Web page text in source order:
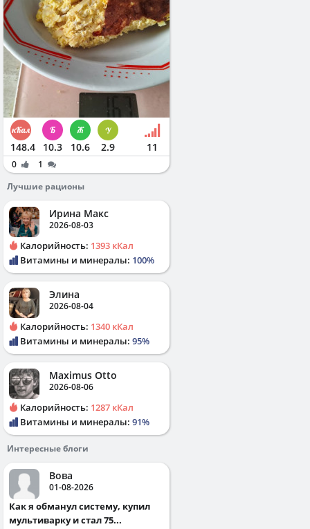
148.4 10.3 10.6 2.9 11
0
1
Лучшие рационы
Ирина Макс
2026-08-03
Калорийность: 1393 кКал
Витамины и минералы: 100%
Элина
2026-08-04
Калорийность: 1340 кКал
Витамины и минералы: 95%
Maximus Otto
2026-08-06
Калорийность: 1287 кКал
Витамины и минералы: 91%
Интересные блоги
Вова
01-08-2026
Как я обманул систему, купил
мультиварку и стал 75...